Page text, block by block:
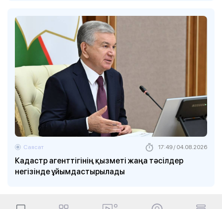
Кадастр агенттігінің қызметі жаңа тәсілдер
негізінде ұйымдастырылады
Саясат 17:49 / 04.08.2026